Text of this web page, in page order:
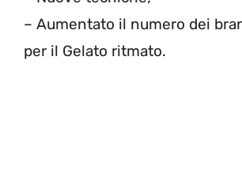
– Aumentato il numero dei
per il Gelato ritmato.